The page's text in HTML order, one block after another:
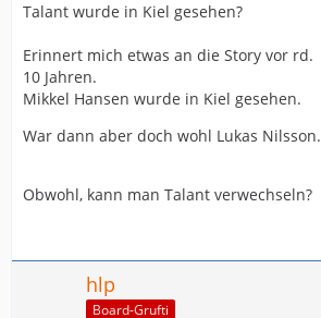
Talant wurde in Kiel gesehen?
Erinnert mich etwas an die Story vor rd.
10 Jahren.
Mikkel Hansen wurde in Kiel gesehen.
War dann aber doch wohl Lukas Nilsson.
Obwohl, kann man Talant verwechseln?
hlp
Board-Grufti